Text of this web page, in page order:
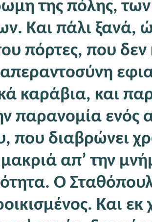
της πόλης,
Και πάλι ξανά,
πόρτες, που
καράβια, και
παρανομία ενός
που διαβρώνει
απ’ την
Ο
Και